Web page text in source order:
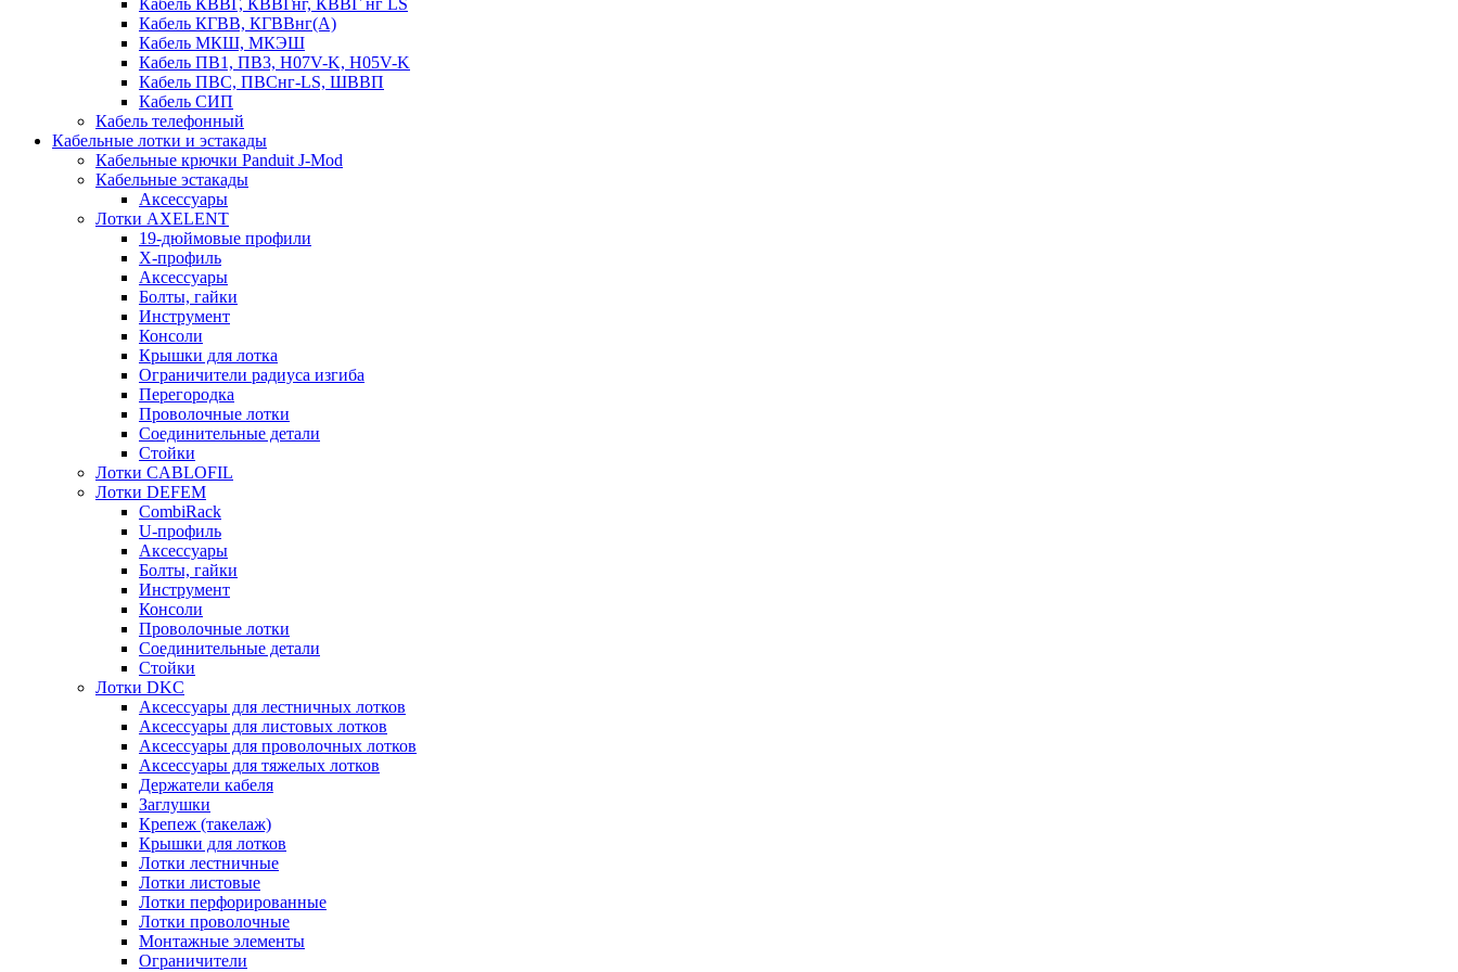
Кабель КГВВ, КГВВнг(А)
Кабель МКШ, МКЭШ
Кабель ПВ1, ПВ3, H07V-K, H05V-K
Кабель ПВС, ПВСнг-LS, ШВВП
Кабель СИП
Кабель телефонный
Кабельные лотки и эстакады
Кабельные крючки Panduit J-Mod
Кабельные эстакады
Аксессуары
Лотки AXELENT
19-дюймовые профили
X-профиль
Аксессуары
Болты, гайки
Инструмент
Консоли
Крышки для лотка
Ограничители радиуса изгиба
Перегородка
Проволочные лотки
Соединительные детали
Стойки
Лотки CABLOFIL
Лотки DEFEM
CombiRack
U-профиль
Аксессуары
Болты, гайки
Инструмент
Консоли
Проволочные лотки
Соединительные детали
Стойки
Лотки DKC
Аксессуары для лестничных лотков
Аксессуары для листовых лотков
Аксессуары для проволочных лотков
Аксессуары для тяжелых лотков
Держатели кабеля
Заглушки
Крепеж (такелаж)
Крышки для лотков
Лотки лестничные
Лотки листовые
Лотки перфорированные
Лотки проволочные
Монтажные элементы
Ограничители